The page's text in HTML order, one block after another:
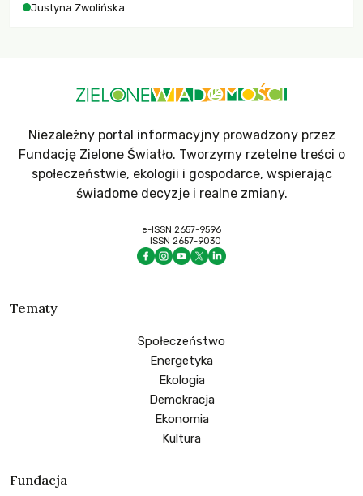
Justyna Zwolińska
Niezależny portal informacyjny prowadzony przez
Fundację Zielone Światło. Tworzymy rzetelne treści o
społeczeństwie, ekologii i gospodarce, wspierając
świadome decyzje i realne zmiany.
e-ISSN 2657-9596
ISSN 2657-9030
Tematy
Społeczeństwo
Energetyka
Ekologia
Demokracja
Ekonomia
Kultura
Fundacja